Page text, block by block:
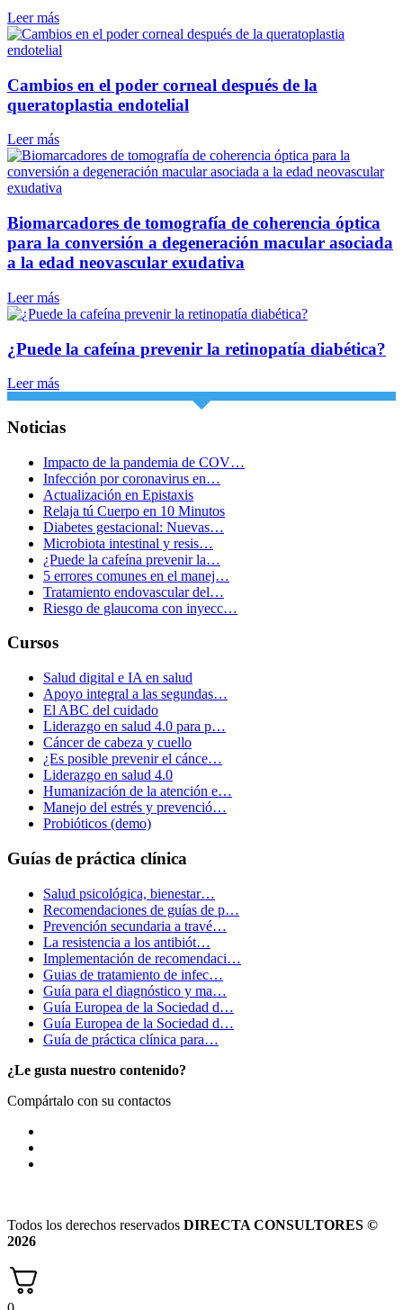
Leer más
Cambios en el poder corneal después de la
queratoplastia endotelial
Leer más
Biomarcadores de tomografía de coherencia óptica
para la conversión a degeneración macular asociada
a la edad neovascular exudativa
Leer más
¿Puede la cafeína prevenir la retinopatía diabética?
Leer más
Noticias
Impacto de la pandemia de COV…
Infección por coronavirus en…
Actualización en Epistaxis
Relaja tú Cuerpo en 10 Minutos
Diabetes gestacional: Nuevas…
Microbiota intestinal y resis…
¿Puede la cafeína prevenir la…
5 errores comunes en el manej…
Tratamiento endovascular del…
Riesgo de glaucoma con inyecc…
Cursos
Salud digital e IA en salud
Apoyo integral a las segundas…
El ABC del cuidado
Liderazgo en salud 4.0 para p…
Cáncer de cabeza y cuello
¿Es posible prevenir el cánce…
Liderazgo en salud 4.0
Humanización de la atención e…
Manejo del estrés y prevenció…
Probióticos (demo)
Guías de práctica clínica
Salud psicológica, bienestar…
Recomendaciones de guías de p…
Prevención secundaria a travé…
La resistencia a los antibiót…
Implementación de recomendaci…
Guias de tratamiento de infec…
Guía para el diagnóstico y ma…
Guía Europea de la Sociedad d…
Guía Europea de la Sociedad d…
Guía de práctica clínica para…
¿Le gusta nuestro contenido?
Compártalo con su contactos
Todos los derechos reservados DIRECTA CONSULTORES ©
2026